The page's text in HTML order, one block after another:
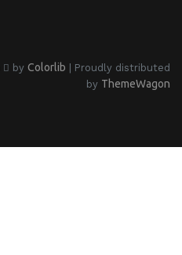
by Colorlib | Proudly distributed
by ThemeWagon